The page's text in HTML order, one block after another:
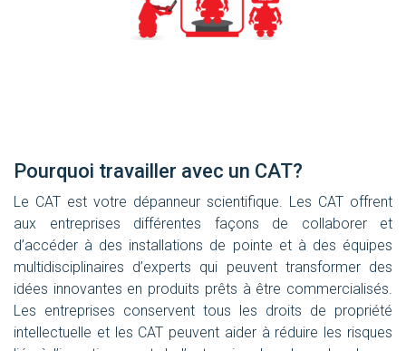
Pourquoi travailler avec un CAT?
Le CAT est votre dépanneur scientifique. Les CAT offrent
aux entreprises différentes façons de collaborer et
d’accéder à des installations de pointe et à des équipes
multidisciplinaires d’experts qui peuvent transformer des
idées innovantes en produits prêts à être commercialisés.
Les entreprises conservent tous les droits de propriété
intellectuelle et les CAT peuvent aider à réduire les risques